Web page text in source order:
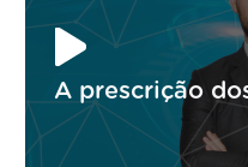
A prescrição